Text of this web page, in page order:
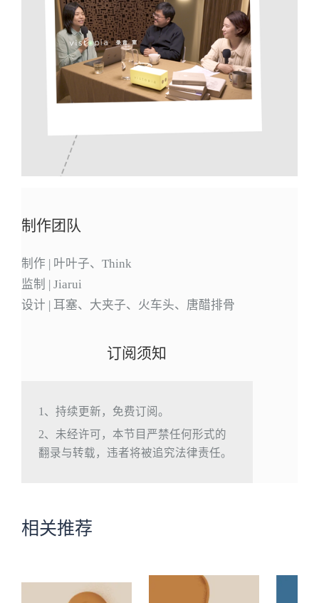
制作团队
制作 | 叶叶子、Think
监制 | Jiarui
设计 | 耳塞、大夹子、火车头、唐醋排骨
订阅须知
1、持续更新，免费订阅。
2、未经许可，本节目严禁任何形式的
翻录与转载，违者将被追究法律责任。
相关推荐